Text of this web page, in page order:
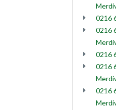
0216
0216
0216
0216
0216